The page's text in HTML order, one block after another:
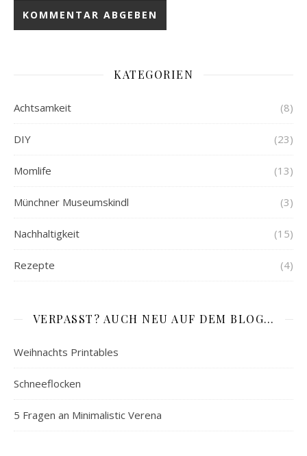
KATEGORIEN
Achtsamkeit (8)
DIY (23)
Momlife (13)
Münchner Museumskindl (3)
Nachhaltigkeit (15)
Rezepte (4)
VERPASST? AUCH NEU AUF DEM BLOG…
Weihnachts Printables
Schneeflocken
5 Fragen an Minimalistic Verena